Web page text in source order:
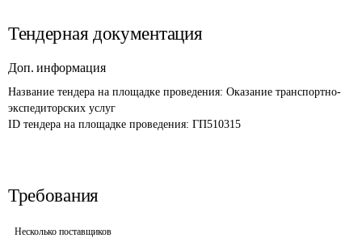
Тендерная документация
Доп. информация
Название тендера на площадке проведения: Оказание транспортно-
экспедиторских услуг
ID тендера на площадке проведения: ГП510315
Требования
Несколько поставщиков